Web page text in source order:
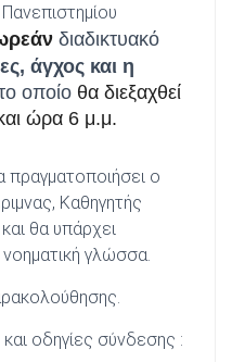
διαδικτυακό
άγχος και η
οποίο θα διεξαχθεί
ώρα 6 μ.μ.
πραγματοποιήσει ο
Καθηγητής
θα υπάρχει
γλώσσα.
οδηγίες σύνδεσης :